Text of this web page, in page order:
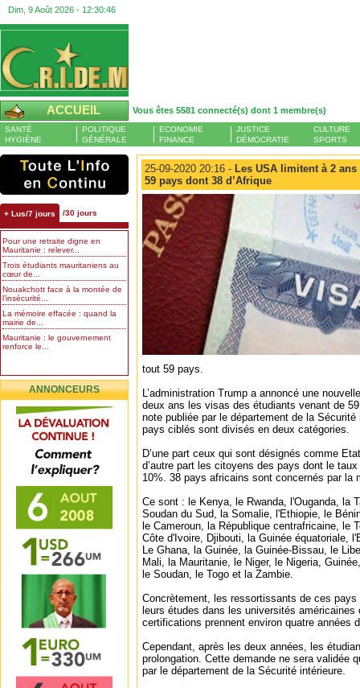
Dim, 9 Août 2026 - 12:30:47
ACCUEIL Vous êtes 5581 connecté(s) dont 1 membre(s)
SANTÉ
HYGIÈNE
POLITIQUE
GÉNÉRALE
ECONOMIE
FINANCE
JUSTICE
DÉMOCRATIE
CULTURE
SPORTS
+ Lus/7 jours /30 jours
Pour une retraite digne en
Mauritanie : relever...
Trois étudiants mauritaniens au
cœur de...
Nouakchott face à la montée de
l’insécurité...
La mémoire effacée : quand la
mairie de...
Mauritanie : le gouvernement
renforce le...
ANNONCEURS
25-09-2020 20:16 - Les USA limitent à 2
59 pays dont 38 d’Afrique
tout 59 pays.
L’administration Trump a annoncé une
deux ans les visas des étudiants venant de
note publiée par le département de la
pays ciblés sont divisés en deux catégories.
D’une part ceux qui sont désignés comme
d’autre part les citoyens des pays dont le
10%. 38 pays africains sont concernés par la
Ce sont : le Kenya, le Rwanda, l'Ouganda, la
Soudan du Sud, la Somalie, l'Ethiopie, le
le Cameroun, la République centrafricaine, le
Côte d'Ivoire, Djibouti, la Guinée équatoriale,
Le Ghana, la Guinée, la Guinée-Bissau, le
Mali, la Mauritanie, le Niger, le Nigeria,
le Soudan, le Togo et la Zambie.
Concrètement, les ressortissants de ces pays
leurs études dans les universités
certifications prennent environ quatre années
Cependant, après les deux années, les
prolongation. Cette demande ne sera validée
par le département de la Sécurité intérieure.